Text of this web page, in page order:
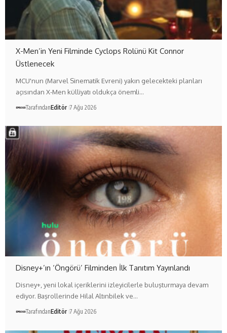
X-Men’in Yeni Filminde Cyclops Rolünü Kit Connor
Üstlenecek
MCU'nun (Marvel Sinematik Evreni) yakın gelecekteki planları
açısından X-Men külliyatı oldukça önemli…
TarafındanEditör 7 Ağu 2026
Disney+’ın ‘Öngörü’ Filminden İlk Tanıtım Yayınlandı
Disney+, yeni lokal içeriklerini izleyicilerle buluşturmaya devam
ediyor. Başrollerinde Hilal Altınbilek ve…
TarafındanEditör 7 Ağu 2026